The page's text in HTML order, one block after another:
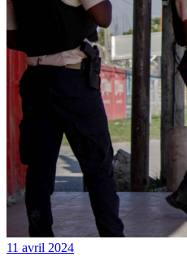
11 avril 2024